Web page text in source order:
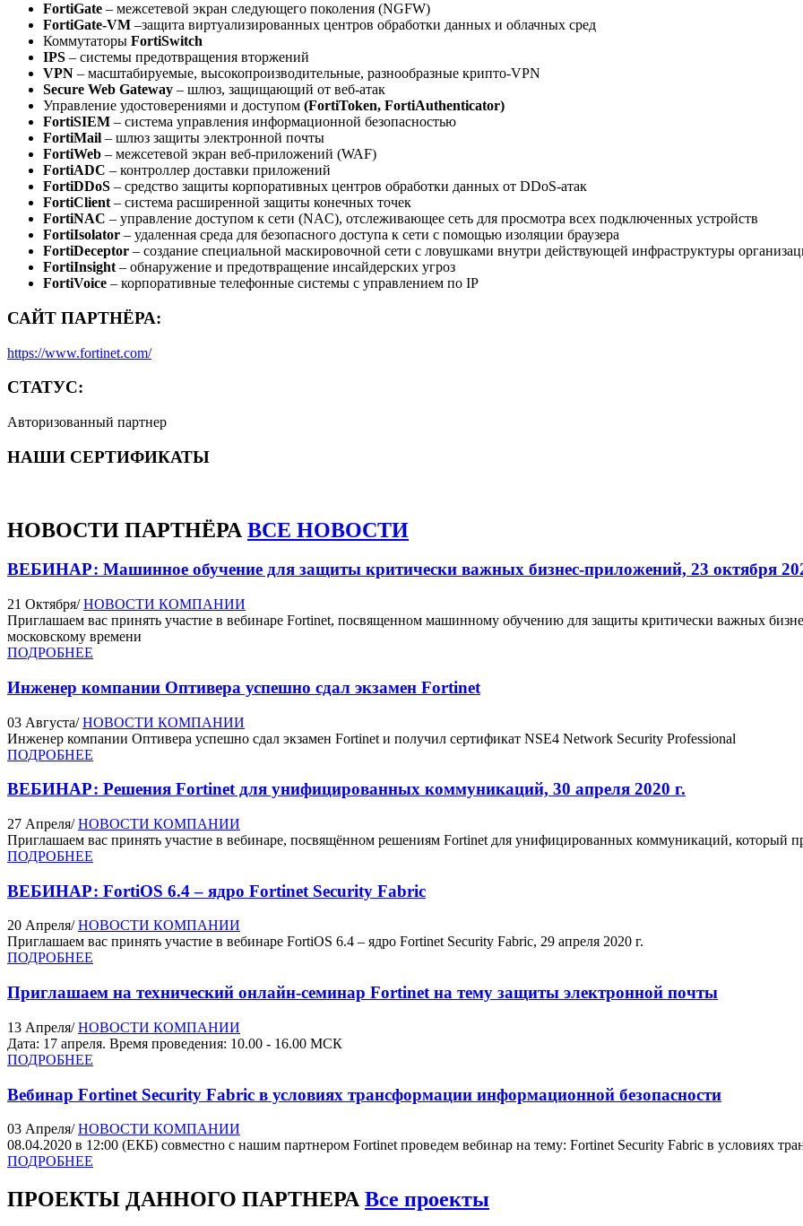
FortiGate – межсетевой экран следующего поколения (NGFW)
FortiGate-VM –защита виртуализированных центров обработки данных и облачных сред
Коммутаторы FortiSwitch
IPS – системы предотвращения вторжений
VPN – масштабируемые, высокопроизводительные, разнообразные крипто-VPN
Secure Web Gateway – шлюз, защищающий от веб-атак
Управление удостоверениями и доступом (FortiToken, FortiAuthenticator)
FortiSIEM – система управления информационной безопасностью
FortiMail – шлюз защиты электронной почты
FortiWeb – межсетевой экран веб-приложений (WAF)
FortiADC – контроллер доставки приложений
FortiDDoS – средство защиты корпоративных центров обработки данных от DDoS-атак
FortiClient – система расширенной защиты конечных точек
FortiNAC – управление доступом к сети (NAC), отслеживающее сеть для просмотра всех подключенных устройств
FortiIsolator – удаленная среда для безопасного доступа к сети с помощью изоляции браузера
FortiDeceptor – создание специальной маскировочной сети с ловушками внутри действующей инфраструктуры
FortiInsight – обнаружение и предотвращение инсайдерских угроз
FortiVoice – корпоративные телефонные системы с управлением по IP
САЙТ ПАРТНЁРА:
https://www.fortinet.com/
СТАТУС:
Авторизованный партнер
НАШИ СЕРТИФИКАТЫ
НОВОСТИ ПАРТНЁРА ВСЕ НОВОСТИ
ВЕБИНАР: Машинное обучение для защиты критически важных бизнес-приложений, 23 октября
21 Октября/ НОВОСТИ КОМПАНИИ
Приглашаем вас принять участие в вебинаре Fortinet, посвященном машинному обучению для защиты критически важных
московскому времени
ПОДРОБНЕЕ
Инженер компании Оптивера успешно сдал экзамен Fortinet
03 Августа/ НОВОСТИ КОМПАНИИ
Инженер компании Оптивера успешно сдал экзамен Fortinet и получил сертификат NSE4 Network Security Professional
ПОДРОБНЕЕ
ВЕБИНАР: Решения Fortinet для унифицированных коммуникаций, 30 апреля 2020 г.
27 Апреля/ НОВОСТИ КОМПАНИИ
Приглашаем вас принять участие в вебинаре, посвящённом решениям Fortinet для унифицированных коммуникаций, который
ПОДРОБНЕЕ
ВЕБИНАР: FortiOS 6.4 – ядро Fortinet Security Fabric
20 Апреля/ НОВОСТИ КОМПАНИИ
Приглашаем вас принять участие в вебинаре FortiOS 6.4 – ядро Fortinet Security Fabric, 29 апреля 2020 г.
ПОДРОБНЕЕ
Приглашаем на технический онлайн-семинар Fortinet на тему защиты электронной почты
13 Апреля/ НОВОСТИ КОМПАНИИ
Дата: 17 апреля. Время проведения: 10.00 - 16.00 МСК
ПОДРОБНЕЕ
Вебинар Fortinet Security Fabric в условиях трансформации информационной безопасности
03 Апреля/ НОВОСТИ КОМПАНИИ
08.04.2020 в 12:00 (ЕКБ) совместно с нашим партнером Fortinet проведем вебинар на тему: Fortinet Security Fabric в условиях
ПОДРОБНЕЕ
ПРОЕКТЫ ДАННОГО ПАРТНЕРА Все проекты